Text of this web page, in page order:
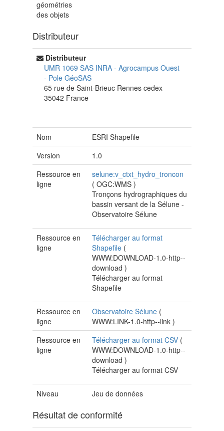
géométries
des objets
Distributeur
Distributeur
UMR 1069 SAS INRA - Agrocampus Ouest
- Pole GéoSAS
65 rue de Saint-Brieuc Rennes cedex
35042 France
Nom
ESRI Shapefile
Version
1.0
Ressource en
ligne
selune:v_ctxt_hydro_troncon
(OGC:WMS)
Tronçons hydrographiques du
bassin versant de la Sélune -
Observatoire Sélune
Ressource en
ligne
Télécharger au format
Shapefile (
WWW:DOWNLOAD-1.0-http--
download)
Télécharger au format
Shapefile
Ressource en
ligne
Observatoire Sélune (
WWW:LINK-1.0-http--link)
Ressource en
ligne
Télécharger au format CSV (
WWW:DOWNLOAD-1.0-http--
download)
Télécharger au format CSV
Niveau Jeu de données
Résultat de conformité